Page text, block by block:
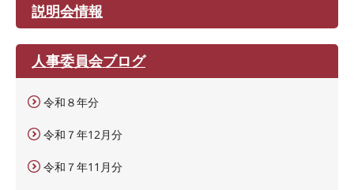
説明会情報
人事委員会ブログ
令和８年分
令和７年12月分
令和７年11月分